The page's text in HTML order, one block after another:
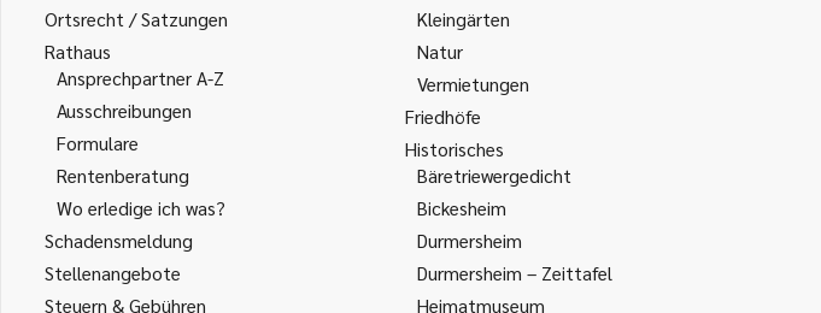
Ortsrecht / Satzungen
Rathaus
Ansprechpartner A-Z
Ausschreibungen
Formulare
Rentenberatung
Wo erledige ich was?
Schadensmeldung
Stellenangebote
Steuern & Gebühren
Kleingärten
Natur
Vermietungen
Friedhöfe
Historisches
Bäretriewergedicht
Bickesheim
Durmersheim
Durmersheim – Zeittafel
Heimatmuseum